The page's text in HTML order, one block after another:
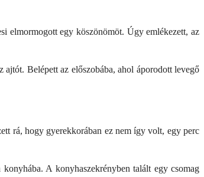
elmormogott egy köszönömöt. Úgy emlékezett, az
Belépett az előszobába, ahol áporodott levegő
rá, hogy gyerekkorában ez nem így volt, egy perc
A konyhaszekrényben talált egy csomag